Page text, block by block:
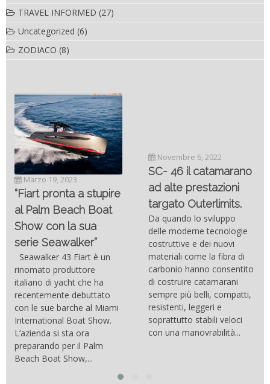
TRAVEL INFORMED (27)
Uncategorized (6)
ZODIACO (8)
Marzo 19, 2023
“Fiart pronta a stupire
al Palm Beach Boat
Show con la sua
serie Seawalker”
Seawalker 43 Fiart è un
rinomato produttore
italiano di yacht che ha
recentemente debuttato
con le sue barche al Miami
International Boat Show.
L’azienda si sta ora
preparando per il Palm
Beach Boat Show,...
Novembre 6, 2022
SC- 46 il catamarano
ad alte prestazioni
targato Outerlimits.
Da quando lo sviluppo
delle moderne tecnologie
costruttive e dei nuovi
materiali come la fibra di
carbonio hanno consentito
di costruire catamarani
sempre più belli, compatti,
resistenti, leggeri e
soprattutto stabili veloci
con una manovrabilità...